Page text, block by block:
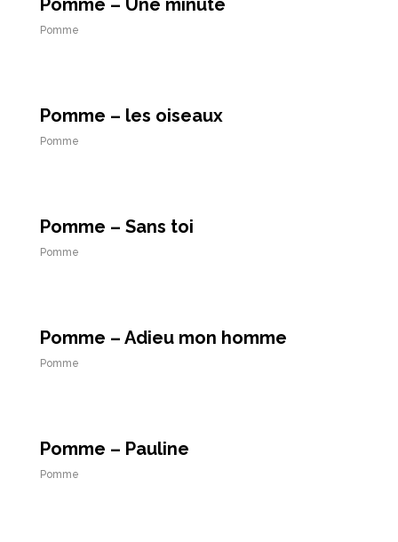
Pomme – Une minute
Pomme
Pomme – les oiseaux
Pomme
Pomme – Sans toi
Pomme
Pomme – Adieu mon homme
Pomme
Pomme – Pauline
Pomme